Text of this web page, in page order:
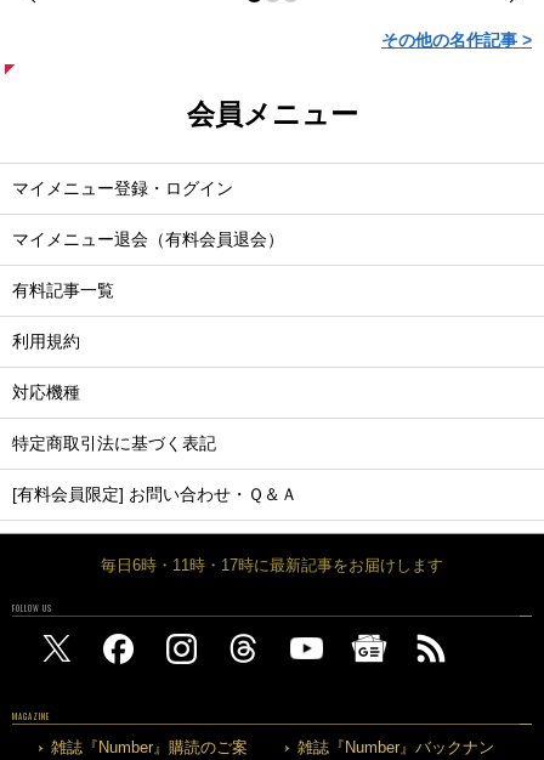
その他の名作記事 >
会員メニュー
マイメニュー登録・ログイン
マイメニュー退会（有料会員退会）
有料記事一覧
利用規約
対応機種
特定商取引法に基づく表記
[有料会員限定] お問い合わせ・Ｑ＆Ａ
毎日6時・11時・17時に最新記事をお届けします
FOLLOW US
MAGAZINE
雑誌『Number』購読のご案
雑誌『Number』バックナン